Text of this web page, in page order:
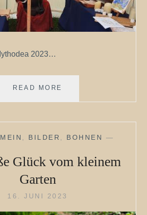
2023…
READ MORE
BILDER BOHNEN —
Glück vom kleinem
Garten
16. JUNI 2023